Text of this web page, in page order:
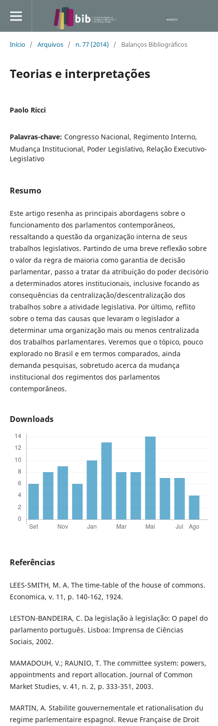
Início / Arquivos / n. 77 (2014) / Balanços Bibliográficos
Teorias e interpretações
Paolo Ricci
Palavras-chave: Congresso Nacional, Regimento Interno,
Mudança Institucional, Poder Legislativo, Relação Executivo-
Legislativo
Resumo
Este artigo resenha as principais abordagens sobre o
funcionamento dos parlamentos contemporâneos,
ressaltando a questão da organização interna de seus
trabalhos legislativos. Partindo de uma breve reflexão sobre
o valor da regra de maioria como garantia de decisão
parlamentar, passo a tratar da atribuição do poder decisório
a determinados atores institucionais, inclusive focando as
consequências da centralização/descentralização dos
trabalhos sobre a atividade legislativa. Por último, reflito
sobre o tema das causas que levaram o legislador a
determinar uma organização mais ou menos centralizada
dos trabalhos parlamentares. Veremos que o tópico, pouco
explorado no Brasil e em termos comparados, ainda
demanda pesquisas, sobretudo acerca da mudança
institucional dos regimentos dos parlamentos
contemporâneos.
Downloads
Referências
LEES-SMITH, M. A. The time-table of the house of commons.
Economica, v. 11, p. 140-162, 1924.
LESTON-BANDEIRA, C. Da legislação à legislação: O papel do
parlamento português. Lisboa: Imprensa de Ciências
Sociais, 2002.
MAMADOUH, V.; RAUNIO, T. The committee system: powers,
appointments and report allocation. Journal of Common
Market Studies, v. 41, n. 2, p. 333-351, 2003.
MARTIN, A. Stabilite gouvernementale et rationalisation du
regime parlementaire espagnol. Revue Française de Droit